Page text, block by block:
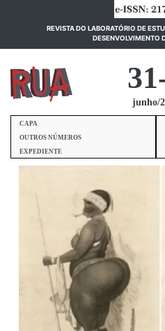
REVISTA DO LABORATÓRIO DE
DESENVOLVIMENTO
junho/
CAPA
OUTROS NÚMEROS
EXPEDIENTE